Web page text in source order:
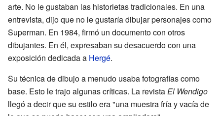
arte. No le gustaban las historietas tradicionales. En una
entrevista, dijo que no le gustaría dibujar personajes como
Superman. En 1984, firmó un documento con otros
dibujantes. En él, expresaban su desacuerdo con una
exposición dedicada a Hergé.
Su técnica de dibujo a menudo usaba fotografías como
base. Esto le trajo algunas críticas. La revista El Wendigo
llegó a decir que su estilo era "una muestra fría y vacía de